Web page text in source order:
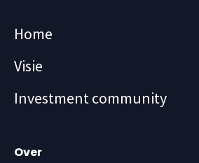
Home
Visie
Investment community
Over